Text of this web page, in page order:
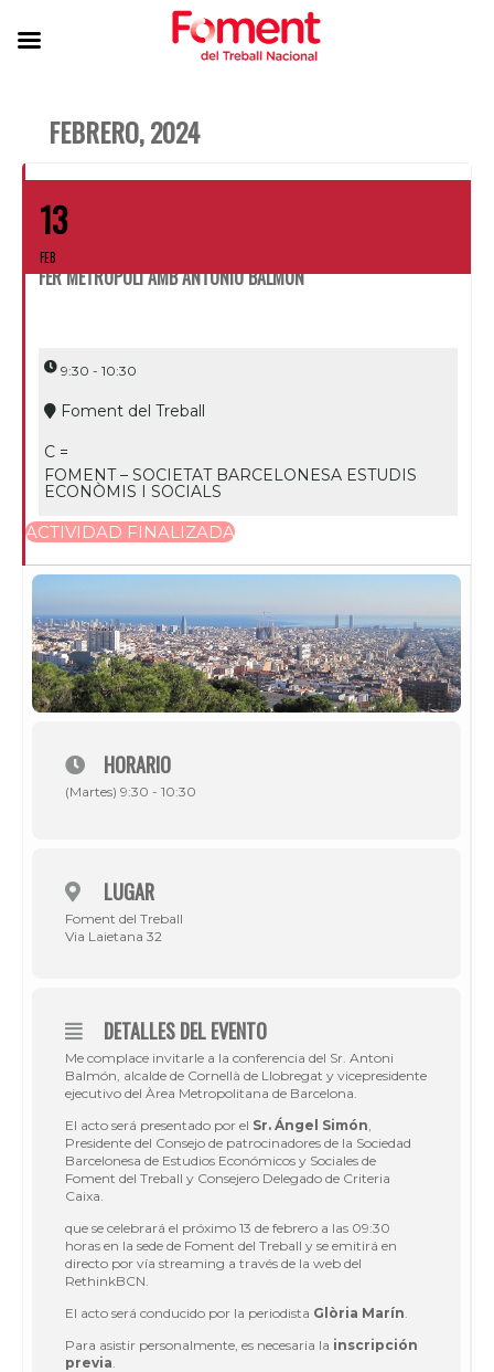
FEBRERO, 2024
13
FEB
FER METRÒPOLI AMB ANTONIO BALMÓN
9:30 - 10:30
Foment del Treball
C =
FOMENT – SOCIETAT BARCELONESA ESTUDIS
ECONÒMIS I SOCIALS
ACTIVIDAD FINALIZADA
HORARIO
(Martes) 9:30 - 10:30
LUGAR
Foment del Treball
Via Laietana 32
DETALLES DEL EVENTO
Me complace invitarle a la conferencia del Sr. Antoni
Balmón, alcalde de Cornellà de Llobregat y vicepresidente
ejecutivo del Àrea Metropolitana de Barcelona.
El acto será presentado por el Sr. Ángel Simón
Presidente del Consejo de patrocinadores de la Sociedad
Barcelonesa de Estudios Económicos y Sociales de
Foment del Treball y Consejero Delegado de Criteria
Caixa.
que se celebrará el próximo 13 de febrero a las 09:30
horas en la sede de Foment del Treball y se emitirá en
directo por vía streaming a través de la web del
RethinkBCN.
El acto será conducido por la periodista Glòria Marín
Para asistir personalmente, es necesaria la inscripción
previa